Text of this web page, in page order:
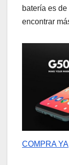
batería es
encontrar
COMPRA YA